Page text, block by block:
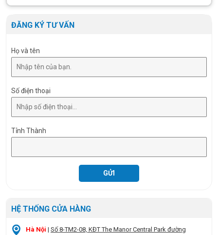
ĐĂNG KÝ TƯ VẤN
Họ và tên
Số điện thoại
Tỉnh Thành
HỆ THỐNG CỬA HÀNG
Hà Nội | Số 8-TM2-08, KĐT The Manor Central Park đường